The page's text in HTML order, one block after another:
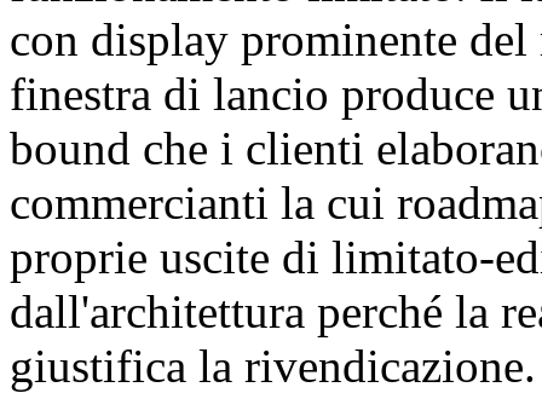
con display prominente
finestra di lancio produce
bound che i clienti
commercianti la cui
proprie uscite di limitato-
dall'architettura perché la
giustifica la rivendicazione.